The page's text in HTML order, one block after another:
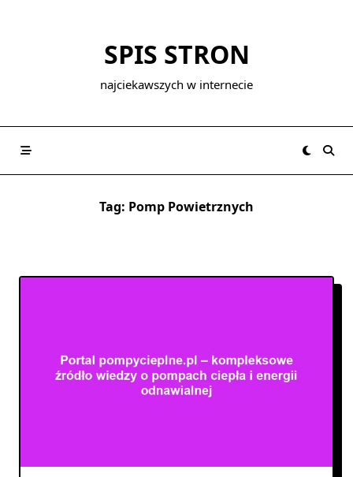
SPIS STRON
najciekawszych w internecie
Tag: Pomp Powietrznych